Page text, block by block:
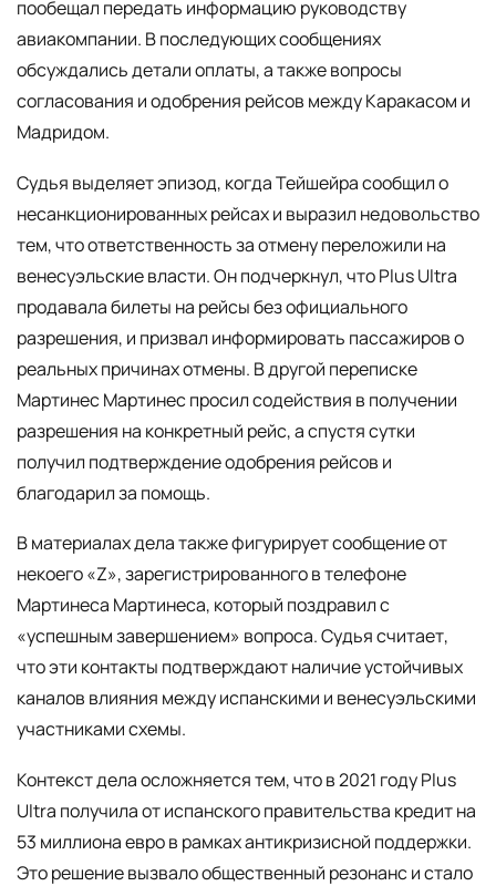
пообещал передать информацию руководству
авиакомпании. В последующих сообщениях
обсуждались детали оплаты, а также вопросы
согласования и одобрения рейсов между Каракасом и
Мадридом.
Судья выделяет эпизод, когда Тейшейра сообщил о
несанкционированных рейсах и выразил недовольство
тем, что ответственность за отмену переложили на
венесуэльские власти. Он подчеркнул, что Plus Ultra
продавала билеты на рейсы без официального
разрешения, и призвал информировать пассажиров о
реальных причинах отмены. В другой переписке
Мартинес Мартинес просил содействия в получении
разрешения на конкретный рейс, а спустя сутки
получил подтверждение одобрения рейсов и
благодарил за помощь.
В материалах дела также фигурирует сообщение от
некоего «Z», зарегистрированного в телефоне
Мартинеса Мартинеса, который поздравил с
«успешным завершением» вопроса. Судья считает,
что эти контакты подтверждают наличие устойчивых
каналов влияния между испанскими и венесуэльскими
участниками схемы.
Контекст дела осложняется тем, что в 2021 году Plus
Ultra получила от испанского правительства кредит на
53 миллиона евро в рамках антикризисной поддержки.
Это решение вызвало общественный резонанс и стало